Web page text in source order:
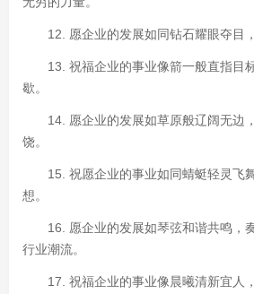
12. 愿企业的发展如同钻石耀眼夺目
13. 祝福企业的事业像箭一般直指目
歇。
14. 愿企业的发展如草原般辽阔无边
饶。
15. 祝愿企业的事业如同蜻蜓轻灵飞
想。
16. 愿企业的发展如琴弦和谐共鸣，
行业潮流。
17. 祝福企业的事业像晨曦清新宜人